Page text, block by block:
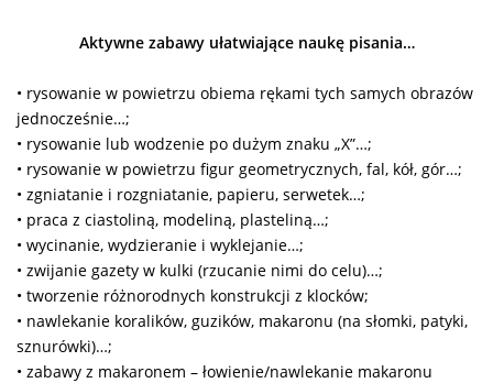
Aktywne zabawy ułatwiające naukę pisania…
• rysowanie w powietrzu obiema rękami tych samych obrazów
jednocześnie…;
• rysowanie lub wodzenie po dużym znaku „X”…;
• rysowanie w powietrzu figur geometrycznych, fal, kół, gór…;
• zgniatanie i rozgniatanie, papieru, serwetek…;
• praca z ciastoliną, modeliną, plasteliną…;
• wycinanie, wydzieranie i wyklejanie…;
• zwijanie gazety w kulki (rzucanie nimi do celu)…;
• tworzenie różnorodnych konstrukcji z klocków;
• nawlekanie koralików, guzików, makaronu (na słomki, patyki,
sznurówki)…;
• zabawy z makaronem – łowienie/nawlekanie makaronu